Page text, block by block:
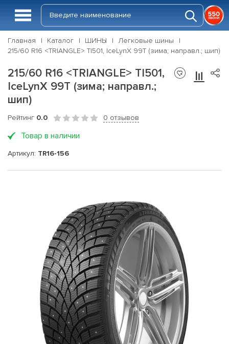
Главная Каталог ШИНЫ
Легковые шины
215/60 R16 <TRIANGLE> TI501, IceLynX 99T (зима; направл.; шип)
215/60 R16 <TRIANGLE> TI501,
IceLynX 99T (зима; направл.;
шип)
Рейтинг 0.0 0 отзывов
Товар в наличии
Артикул: TR16-156